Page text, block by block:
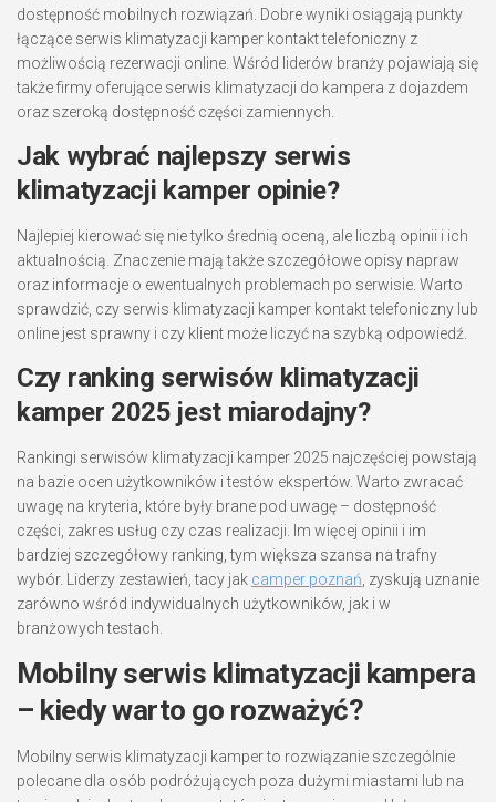
dostępność mobilnych rozwiązań. Dobre wyniki osiągają punkty
łączące serwis klimatyzacji kamper kontakt telefoniczny z
możliwością rezerwacji online. Wśród liderów branży pojawiają się
także firmy oferujące serwis klimatyzacji do kampera z dojazdem
oraz szeroką dostępność części zamiennych.
Jak wybrać najlepszy serwis
klimatyzacji kamper opinie?
Najlepiej kierować się nie tylko średnią oceną, ale liczbą opinii i ich
aktualnością. Znaczenie mają także szczegółowe opisy napraw
oraz informacje o ewentualnych problemach po serwisie. Warto
sprawdzić, czy serwis klimatyzacji kamper kontakt telefoniczny lub
online jest sprawny i czy klient może liczyć na szybką odpowiedź.
Czy ranking serwisów klimatyzacji
kamper 2025 jest miarodajny?
Rankingi serwisów klimatyzacji kamper 2025 najczęściej powstają
na bazie ocen użytkowników i testów ekspertów. Warto zwracać
uwagę na kryteria, które były brane pod uwagę – dostępność
części, zakres usług czy czas realizacji. Im więcej opinii i im
bardziej szczegółowy ranking, tym większa szansa na trafny
wybór. Liderzy zestawień, tacy jak camper poznań , zyskują uznanie
zarówno wśród indywidualnych użytkowników, jak i w
branżowych testach.
Mobilny serwis klimatyzacji kampera
– kiedy warto go rozważyć?
Mobilny serwis klimatyzacji kamper to rozwiązanie szczególnie
polecane dla osób podróżujących poza dużymi miastami lub na